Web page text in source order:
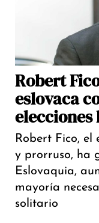
Robert
eslovaca
Robert Fico, el
y prorruso, ha
Eslovaquia,
mayoría
solitario